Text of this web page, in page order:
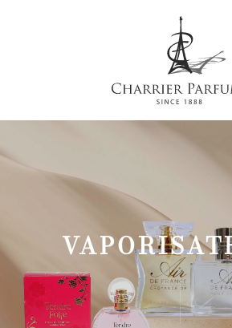
Passer au contenu principal